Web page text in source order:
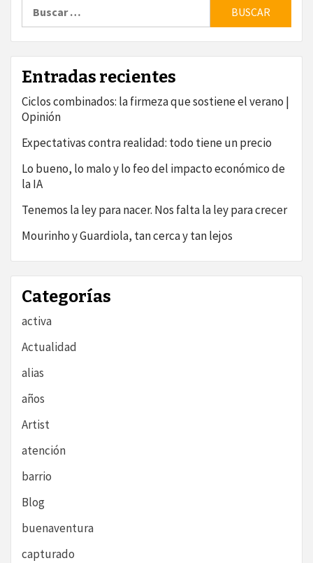
Entradas recientes
Ciclos combinados: la firmeza que sostiene el verano |
Opinión
Expectativas contra realidad: todo tiene un precio
Lo bueno, lo malo y lo feo del impacto económico de
la IA
Tenemos la ley para nacer. Nos falta la ley para crecer
Mourinho y Guardiola, tan cerca y tan lejos
Categorías
activa
Actualidad
alias
años
Artist
atención
barrio
Blog
buenaventura
capturado